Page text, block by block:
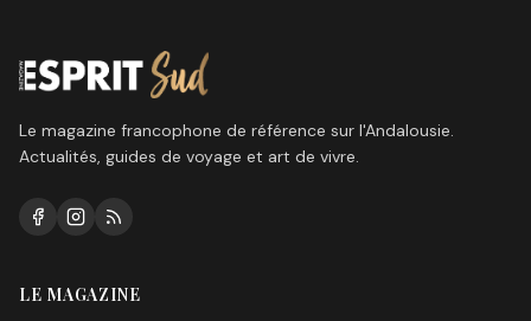
Le magazine francophone de référence sur l'Andalousie.
Actualités, guides de voyage et art de vivre.
LE MAGAZINE